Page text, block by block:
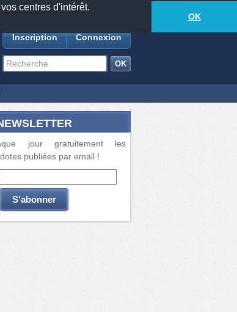
centres d'intérêt.
OK
-515lecteurs connectés
Inscription Connexion
jour gratuitement les
publiées par email !